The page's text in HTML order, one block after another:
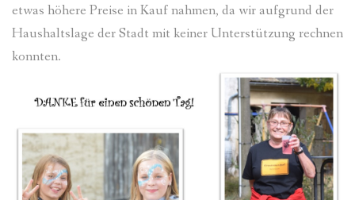
etwas höhere Preise in Kauf nahmen, da wir aufgrund der
Haushaltslage der Stadt mit keiner Unterstützung rechnen
konnten.